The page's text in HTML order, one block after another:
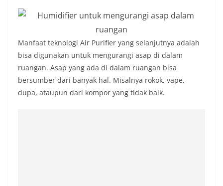
Manfaat teknologi Air Purifier yang selanjutnya adalah
bisa digunakan untuk mengurangi asap di dalam
ruangan. Asap yang ada di dalam ruangan bisa
bersumber dari banyak hal. Misalnya rokok, vape,
dupa, ataupun dari kompor yang tidak baik.